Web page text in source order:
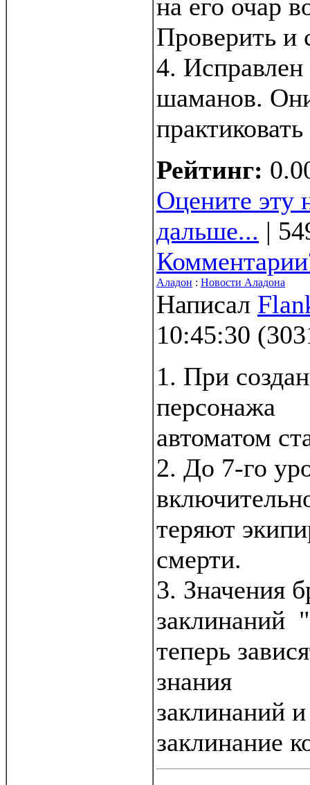
на его очар
Проверить и
4. Исправлен
шаманов.
Рейтинг:
Оцените эту
дальше... |
Аладон : Новости Аладона
Написал
10:45:30 (
1. При
персонажа
автоматом
2. До 7-го
теряют
смерти.
3. Значения
заклинаний
теперь
знания
заклинаний
заклинание